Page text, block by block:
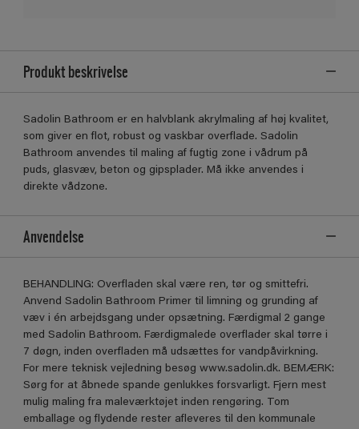
Produkt beskrivelse
Sadolin Bathroom er en halvblank akrylmaling af høj kvalitet,
som giver en ﬂot, robust og vaskbar overﬂade. Sadolin
Bathroom anvendes til maling af fugtig zone i vådrum på
puds, glasvæv, beton og gipsplader. Må ikke anvendes i
direkte vådzone.
Anvendelse
BEHANDLING: Overﬂaden skal være ren, tør og smittefri.
Anvend Sadolin Bathroom Primer til limning og grunding af
væv i én arbejdsgang under opsætning. Færdigmal 2 gange
med Sadolin Bathroom. Færdigmalede overﬂader skal tørre i
7 døgn, inden overﬂaden må udsættes for vandpåvirkning.
For mere teknisk vejledning besøg www.sadolin.dk. BEMÆRK:
Sørg for at åbnede spande genlukkes forsvarligt. Fjern mest
mulig maling fra maleværktøjet inden rengøring. Tom
emballage og ﬂydende rester aﬂeveres til den kommunale